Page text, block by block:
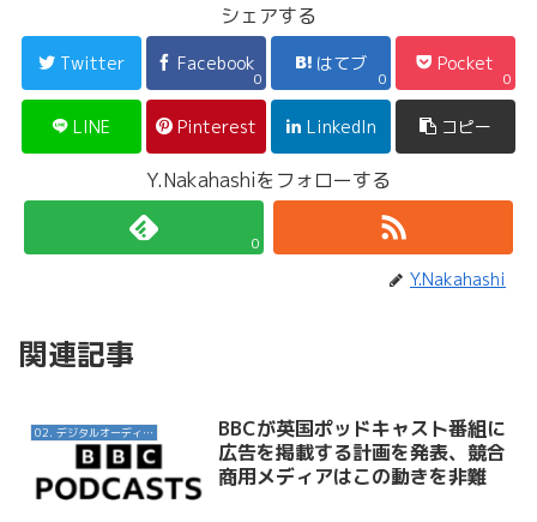
シェアする
Twitter Facebook
0
はてブ
0
Pocket
0
LINE Pinterest LinkedIn コピー
Y.Nakahashiをフォローする
0
Y.Nakahashi
関連記事
02. デジタルオーディオ広告（音声広告）
BBCが英国ポッドキャスト番組に
広告を掲載する計画を発表、競合
商用メディアはこの動きを非難